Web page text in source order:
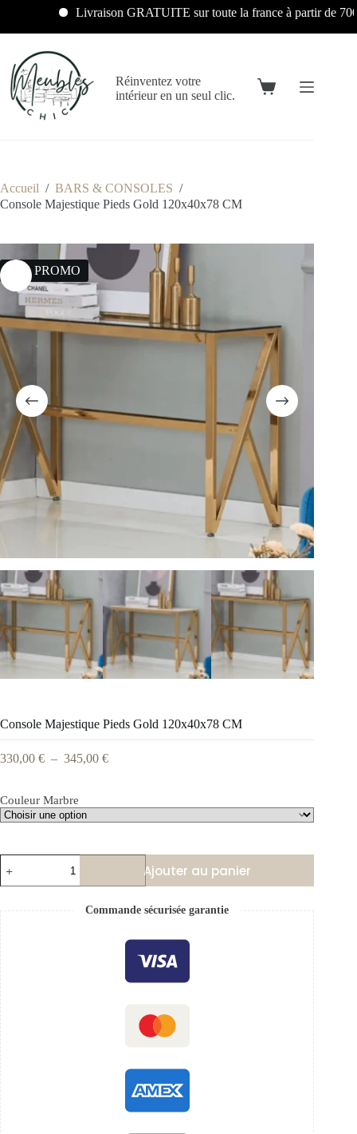
Livraison GRATUITE sur toute la france à partir de 700€
Réinventez votre
intérieur en un seul clic.
Accueil / BARS & CONSOLES /
Console Majestique Pieds Gold 120x40x78 CM
26% PROMO
Console Majestique Pieds Gold 120x40x78 CM
330,00 € – 345,00 €
Couleur Marbre
Ajouter au panier
Commande sécurisée garantie